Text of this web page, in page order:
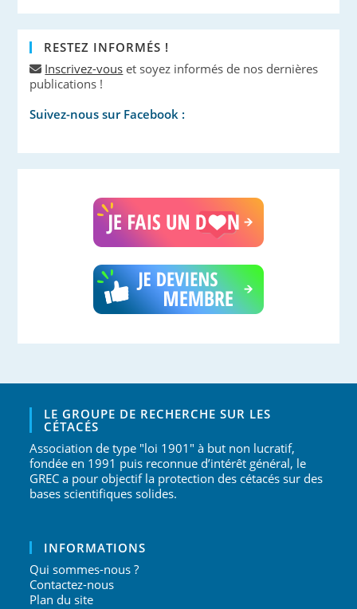
RESTEZ INFORMÉS !
Inscrivez-vous et soyez informés de nos dernières
publications !
Suivez-nous sur Facebook :
LE GROUPE DE RECHERCHE SUR LES
CÉTACÉS
Association de type "loi 1901" à but non lucratif,
fondée en 1991 puis reconnue d’intérêt général, le
GREC a pour objectif la protection des cétacés sur des
bases scientifiques solides.
INFORMATIONS
Qui sommes-nous ?
Contactez-nous
Plan du site